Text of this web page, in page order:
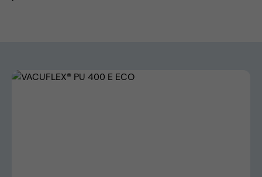
Skip image gallery